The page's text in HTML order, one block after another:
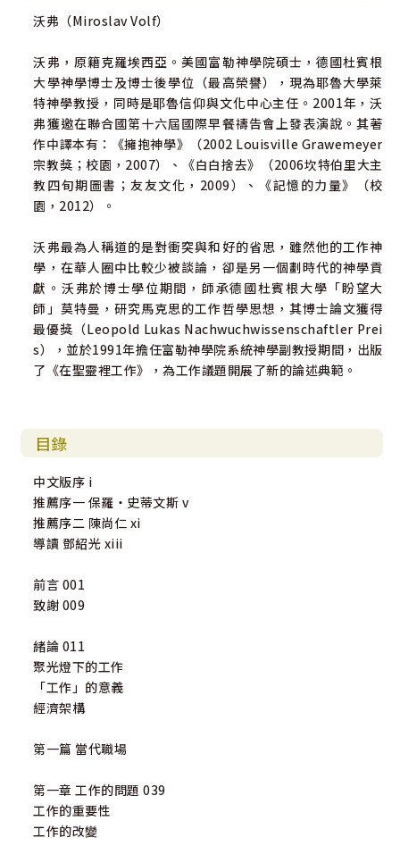
沃弗（Miroslav Volf）
沃弗，原籍克羅埃西亞。美國富勒神學院碩士，德國杜賓根
大學神學博士及博士後學位（最高榮譽），現為耶魯大學萊
特神學教授，同時是耶魯信仰與文化中心主任。2001年，沃
弗獲邀在聯合國第十六屆國際早餐禱告會上發表演說。其著
作中譯本有：《擁抱神學》（2002 Louisville Grawemeyer
宗教獎；校園，2007）、《白白捨去》（2006坎特伯里大主
教四旬期圖書；友友文化，2009）、《記憶的力量》（校
園，2012）。
沃弗最為人稱道的是對衝突與和好的省思，雖然他的工作神
學，在華人圈中比較少被談論，卻是另一個劃時代的神學貢
獻。沃弗於博士學位期間，師承德國杜賓根大學「盼望大
師」莫特曼，研究馬克思的工作哲學思想，其博士論文獲得
最優獎（Leopold Lukas Nachwuchwissenschaftler Prei
s），並於1991年擔任富勒神學院系統神學副教授期間，出版
了《在聖靈裡工作》，為工作議題開展了新的論述典範。
目錄
中文版序 i
推薦序一 保羅‧史蒂文斯 v
推薦序二 陳尚仁 xi
導讀 鄧紹光 xiii
前言 001
致謝 009
緒論 011
聚光燈下的工作
「工作」的意義
經濟架構
第一篇 當代職場
第一章 工作的問題 039
工作的重要性
工作的改變